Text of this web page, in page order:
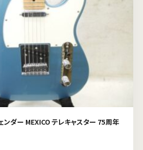
ダー MEXICO テレキャスター 75周年